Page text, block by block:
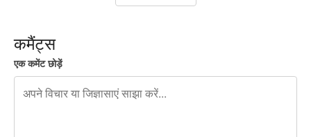
कमैंट्स
एक कमेंट छोड़ें